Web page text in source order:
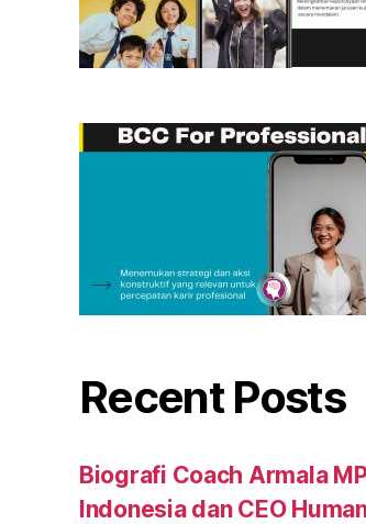
Recent Posts
Biografi Coach Armala
Indonesia dan CEO